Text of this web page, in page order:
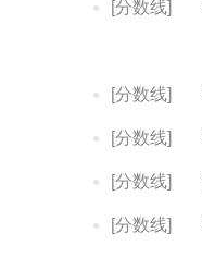
[分数线]
[分数线]
[分数线]
[分数线]
[分数线]